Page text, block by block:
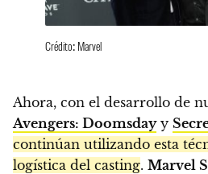
Crédito: Marvel
Ahora, con el desarrollo de
Avengers: Doomsdayy
continúan utilizando esta
logística del casting. Marvel